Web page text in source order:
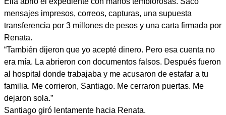
mensajes impresos, correos, capturas, una supuesta
transferencia por 3 millones de pesos y una carta firmada por
Renata.
“También dijeron que yo acepté dinero. Pero esa cuenta no
era mía. La abrieron con documentos falsos. Después fueron
al hospital donde trabajaba y me acusaron de estafar a tu
familia. Me corrieron, Santiago. Me cerraron puertas. Me
dejaron sola.”
Santiago giró lentamente hacia Renata.